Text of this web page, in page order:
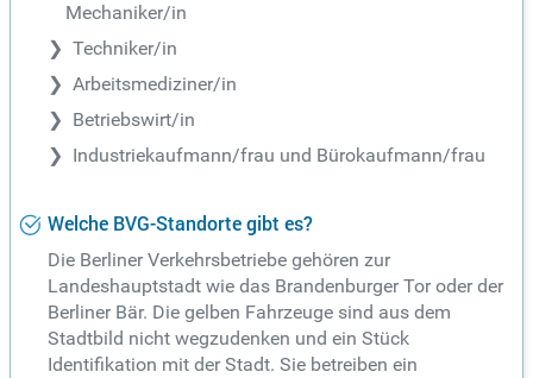
Mechaniker/in
Techniker/in
Arbeitsmediziner/in
Betriebswirt/in
Industriekaufmann/frau und Bürokaufmann/frau
Welche BVG-Standorte gibt es?
Die Berliner Verkehrsbetriebe gehören zur
Landeshauptstadt wie das Brandenburger Tor oder der
Berliner Bär. Die gelben Fahrzeuge sind aus dem
Stadtbild nicht wegzudenken und ein Stück
Identifikation mit der Stadt. Sie betreiben ein